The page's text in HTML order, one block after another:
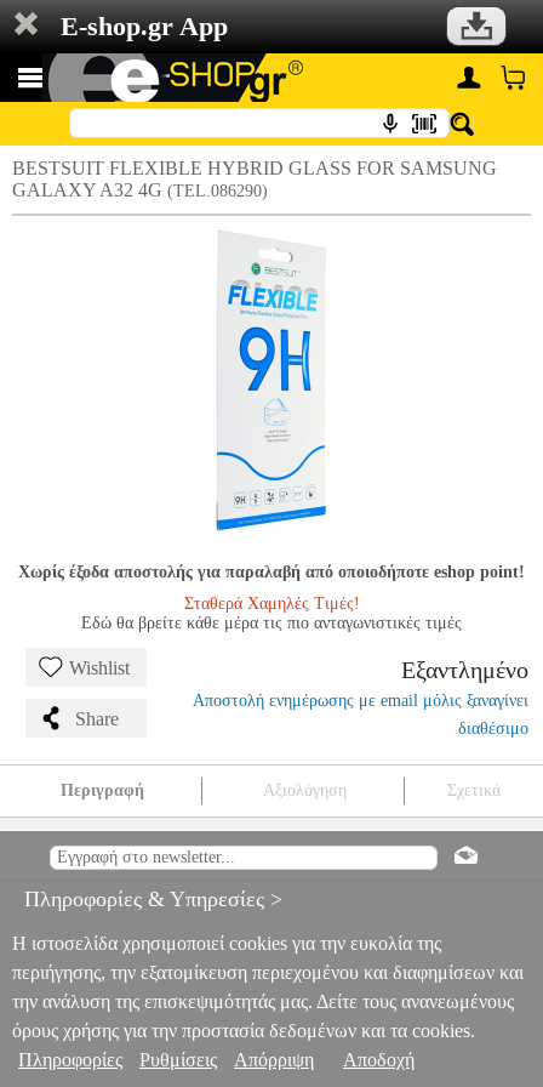
E-shop.gr App
BESTSUIT FLEXIBLE HYBRID GLASS FOR SAMSUNG
GALAXY A32 4G (TEL.086290)
Χωρίς έξοδα αποστολής για παραλαβή από οποιοδήποτε eshop point!
Σταθερά Χαμηλές Τιμές!
Εδώ θα βρείτε κάθε μέρα τις πιο ανταγωνιστικές τιμές
Wishlist
Share
Εξαντλημένο
Αποστολή ενημέρωσης με email μόλις ξαναγίνει
διαθέσιμο
Περιγραφή Αξιολόγηση Σχετικά
GALAXY A32 4G TEL.086290
BESTSUIT
GLASS FOR SAMSUNG GALAXY A32 4G
Πληροφορίες & Υπηρεσίες >
Η ιστοσελίδα χρησιμοποιεί cookies για την ευκολία της
περιήγησης, την εξατομίκευση περιεχομένου και διαφημίσεων και
την ανάλυση της επισκεψιμότητάς μας. Δείτε τους ανανεωμένους
όρους χρήσης για την προστασία δεδομένων και τα cookies.
Πληροφορίες
Ρυθμίσεις Απόρριψη Αποδοχή